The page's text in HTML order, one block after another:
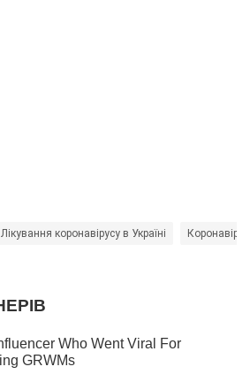
Лікування коронавірусу в Україні Коронавірус